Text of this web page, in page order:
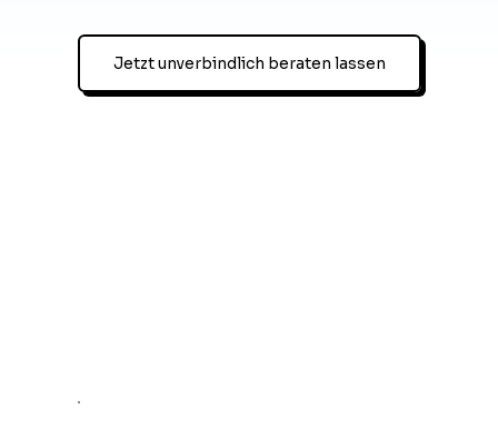
Jetzt unverbindlich beraten lassen